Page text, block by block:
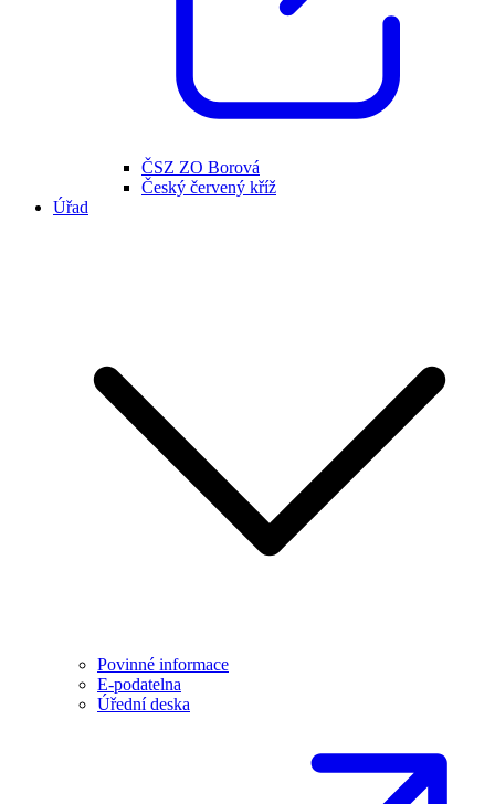
ČSZ ZO Borová
Český červený kříž
Úřad
Povinné informace
E-podatelna
Úřední deska